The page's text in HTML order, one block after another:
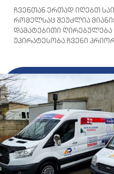
ჩვენთან ერთად იღებთ
რომელსაც შეუძლია
დამატებითი
უპირატესობა.ჩვენი